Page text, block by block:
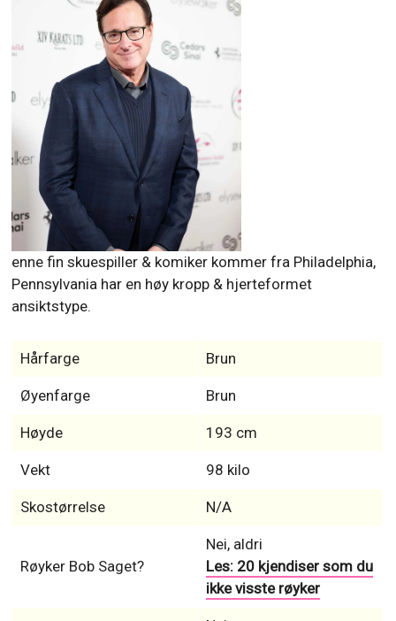
enne fin skuespiller & komiker kommer fra Philadelphia,
Pennsylvania har en høy kropp & hjerteformet
ansiktstype.
Hårfarge Brun
Øyenfarge Brun
Høyde 193 cm
Vekt 98 kilo
Skostørrelse N/A
Røyker Bob Saget?
Nei, aldri
Les: 20 kjendiser som du
ikke visste røyker